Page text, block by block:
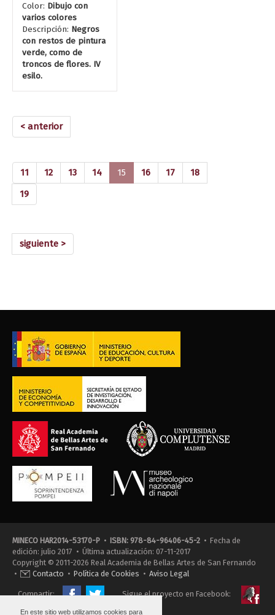
En este sitio web utilizamos cookies para
Color: Dibujo con
varios colores
Descripción: Negros
con restos de pintura
verde, como de
troncos de flores. IV
esilo.
< anterior
11 12 13 14 15 (current)
16 17
18
19
siguiente >
MINECO HAR2014-53170-P • ISBN: 978-84-96406-45-2 • Fecha de
edición: julio 2017 • Última actualización: 07-11-2017
Copyright © 2011-2026 Real Academia de Bellas Artes de San Fernando
•
Contacto • Política de Cookies • Aviso Legal
Sigue el proyecto en Facebook:
Compartir: